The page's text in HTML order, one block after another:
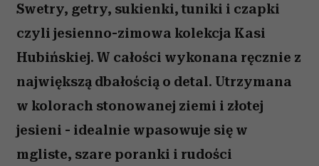
Swetry, getry, sukienki, tuniki i czapki
czyli jesienno-zimowa kolekcja Kasi
Hubińskiej. W całości wykonana ręcznie z
największą dbałością o detal. Utrzymana
w kolorach stonowanej ziemi i złotej
jesieni - idealnie wpasowuje się w
mgliste, szare poranki i rudości